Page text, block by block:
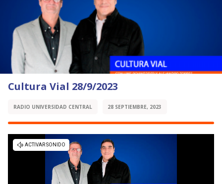
Cultura Vial 28/9/2023
RADIO UNIVERSIDAD CENTRAL 28 SEPTIEMBRE, 2023